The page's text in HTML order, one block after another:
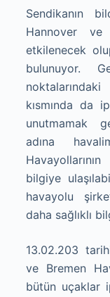
Sendikanın
Hannover ve
etkilenecek
bulunuyor.
kısmında da
unutmamak
adına
bilgiye
havayolu
daha sağlıklı
13.02.203
ve Bremen
bütün uçaklar